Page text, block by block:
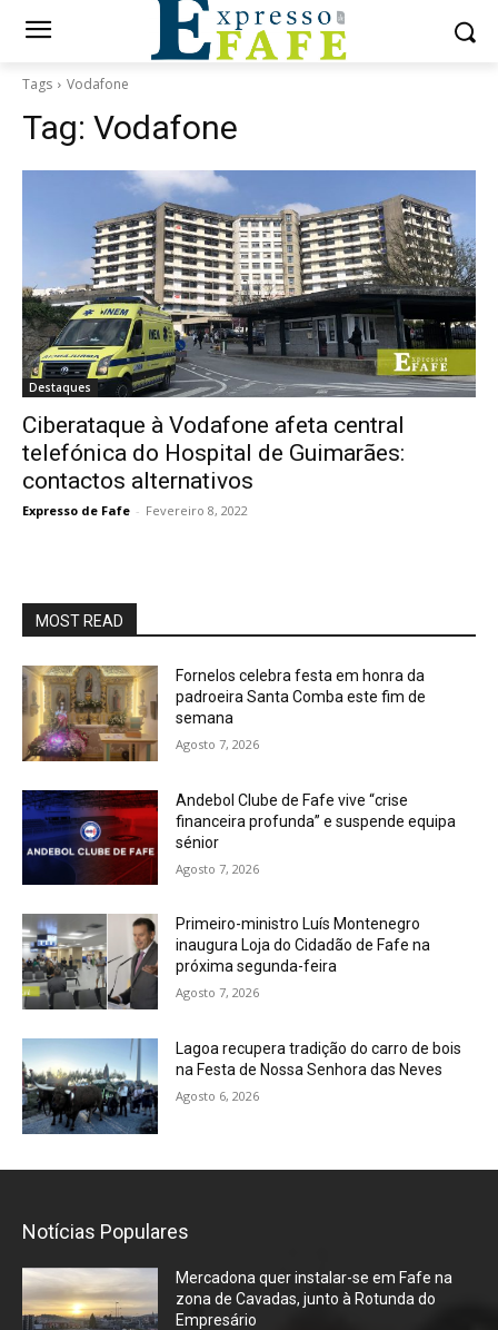
Tags Vodafone
Tag: Vodafone
Destaques
Ciberataque à Vodafone afeta central
telefónica do Hospital de Guimarães:
contactos alternativos
Expresso de Fafe - Fevereiro 8, 2022
MOST READ
Fornelos celebra festa em honra da
padroeira Santa Comba este fim de
semana
Agosto 7, 2026
Andebol Clube de Fafe vive “crise
financeira profunda” e suspende equipa
sénior
Agosto 7, 2026
Primeiro-ministro Luís Montenegro
inaugura Loja do Cidadão de Fafe na
próxima segunda-feira
Agosto 7, 2026
Lagoa recupera tradição do carro de bois
na Festa de Nossa Senhora das Neves
Agosto 6, 2026
Notícias Populares
Mercadona quer instalar-se em Fafe na
zona de Cavadas, junto à Rotunda do
Empresário